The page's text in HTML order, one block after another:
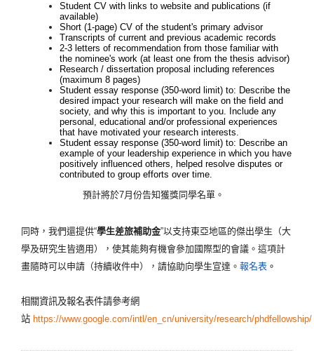
Student CV with links to website and publications (if
available)
Short (1-page) CV of the student's primary advisor
Transcripts of current and previous academic records
2-3 letters of recommendation from those familiar with
the nominee's work (at least one from the thesis advisor)
Research / dissertation proposal including references
(maximum 8 pages)
Student essay response (350-word limit) to: Describe the
desired impact your research will make on the field and
society, and why this is important to you. Include any
personal, educational and/or professional experiences
that have motivated your research interests.
Student essay response (350-word limit) to: Describe an
example of your leadership experience in which you have
positively influenced others, helped resolve disputes or
contributed to group efforts over time.
預計將於7月份告知獲獎同學名單。
同時，我們還提供“學生差旅補助金”以支持東亞地區的傑出學生（大
學及研究生皆適用），使其能夠有機會參加國際型的會議。 這項計
畫隨時可以申請（持續收件中），請協助向學生宣達。 報名表 。
相關資訊及報名表件請參考網
站 https://www.google.com/intl/en_cn/university/research/phdfellowship/